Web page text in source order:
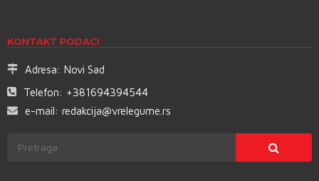
KONTAKT PODACI
Adresa: Novi Sad
Telefon: +381694394544
e-mail: redakcija@vrelegume.rs